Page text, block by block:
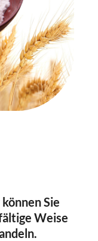
Sie
Weise